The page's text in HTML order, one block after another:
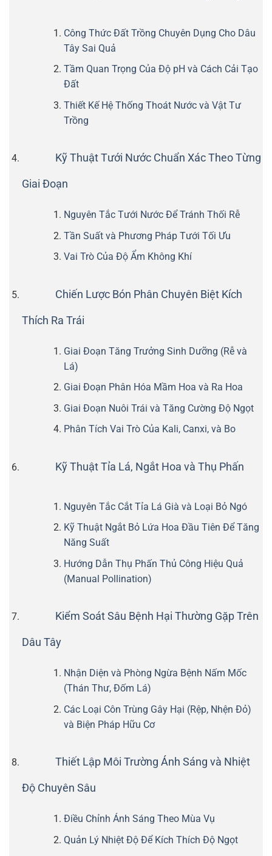
Công Thức Đất Trồng Chuyên Dụng Cho Dâu
Tây Sai Quả
Tầm Quan Trọng Của Độ pH và Cách Cải Tạo
Đất
Thiết Kế Hệ Thống Thoát Nước và Vật Tư
Trồng
Kỹ Thuật Tưới Nước Chuẩn Xác Theo Từng
Giai Đoạn
Nguyên Tắc Tưới Nước Để Tránh Thối Rễ
Tần Suất và Phương Pháp Tưới Tối Ưu
Vai Trò Của Độ Ẩm Không Khí
Chiến Lược Bón Phân Chuyên Biệt Kích
Thích Ra Trái
Giai Đoạn Tăng Trưởng Sinh Dưỡng (Rễ và
Lá)
Giai Đoạn Phân Hóa Mầm Hoa và Ra Hoa
Giai Đoạn Nuôi Trái và Tăng Cường Độ Ngọt
Phân Tích Vai Trò Của Kali, Canxi, và Bo
Kỹ Thuật Tỉa Lá, Ngắt Hoa và Thụ Phấn
Nguyên Tắc Cắt Tỉa Lá Già và Loại Bỏ Ngó
Kỹ Thuật Ngắt Bỏ Lứa Hoa Đầu Tiên Để Tăng
Năng Suất
Hướng Dẫn Thụ Phấn Thủ Công Hiệu Quả
(Manual Pollination)
Kiểm Soát Sâu Bệnh Hại Thường Gặp Trên
Dâu Tây
Nhận Diện và Phòng Ngừa Bệnh Nấm Mốc
(Thán Thư, Đốm Lá)
Các Loại Côn Trùng Gây Hại (Rệp, Nhện Đỏ)
và Biện Pháp Hữu Cơ
Thiết Lập Môi Trường Ánh Sáng và Nhiệt
Độ Chuyên Sâu
Điều Chỉnh Ánh Sáng Theo Mùa Vụ
Quản Lý Nhiệt Độ Để Kích Thích Độ Ngọt